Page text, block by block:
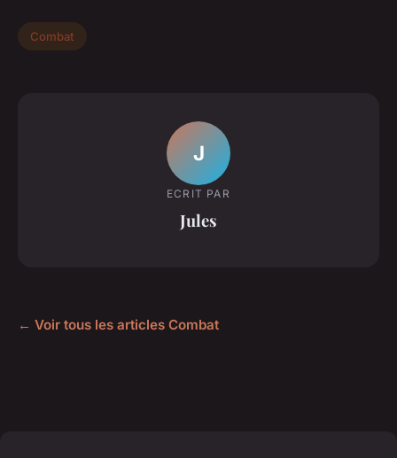
Combat
J
ECRIT PAR
Jules
← Voir tous les articles Combat